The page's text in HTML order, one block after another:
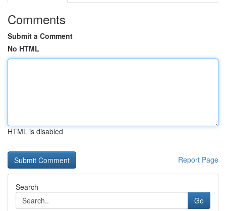
Comments
Submit a Comment
No HTML
HTML is disabled
Report Page
Search
Go